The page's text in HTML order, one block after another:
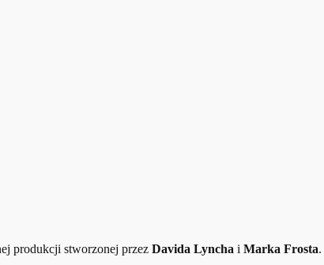
produkcji stworzonej przez Davida Lyncha i Marka Frosta.